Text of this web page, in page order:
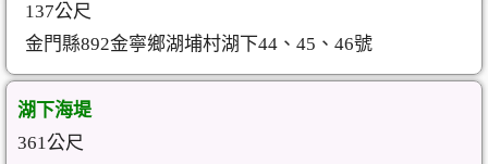
137公尺
金門縣892金寧鄉湖埔村湖下44、45、46號
湖下海堤
361公尺